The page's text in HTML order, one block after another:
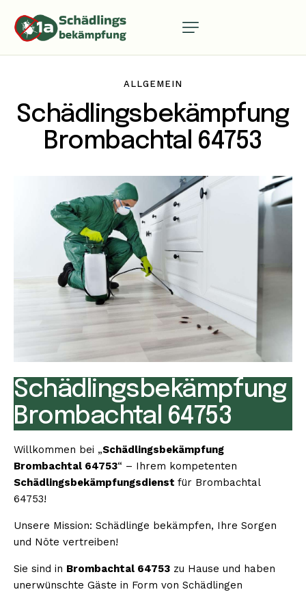
ALLGEMEIN
Schädlingsbekämpfung
Brombachtal 64753
Schädlingsbekämpfung
Brombachtal 64753
Willkommen bei „Schädlingsbekämpfung
Brombachtal 64753“ – Ihrem kompetenten
Schädlingsbekämpfungsdienst für Brombachtal
64753!
Unsere Mission: Schädlinge bekämpfen, Ihre Sorgen
und Nöte vertreiben!
Sie sind in Brombachtal 64753 zu Hause und haben
unerwünschte Gäste in Form von Schädlingen